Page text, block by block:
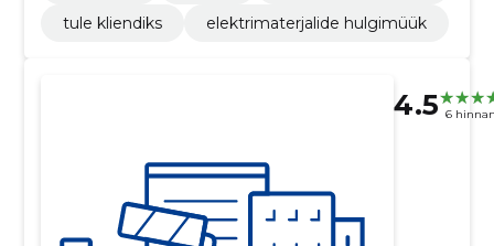
tule kliendiks
elektrimaterjalide hulgimüük
4.5 6